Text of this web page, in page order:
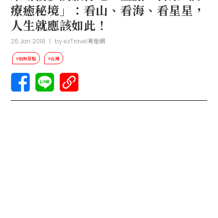
療癒秘境」：看山、看海、看星星，
人生就應該如此！
26 Jan 2018 | byezTravel易遊網
#拍照景點 #台灣